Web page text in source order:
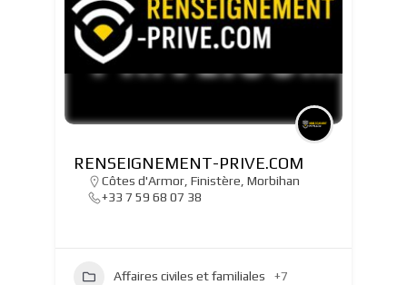
RENSEIGNEMENT-PRIVE.COM
Côtes d'Armor, Finistère Morbihan
+33 7 59 68 07 38
Affaires civiles et familiales +7